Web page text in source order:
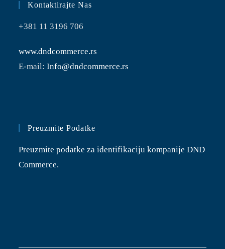
Kontaktirajte Nas
+381 11 3196 706
www.dndcommerce.rs
E-mail:Info@dndcommerce.rs
Preuzmite Podatke
Preuzmite podatke za identifikaciju kompanije DND
Commerce.